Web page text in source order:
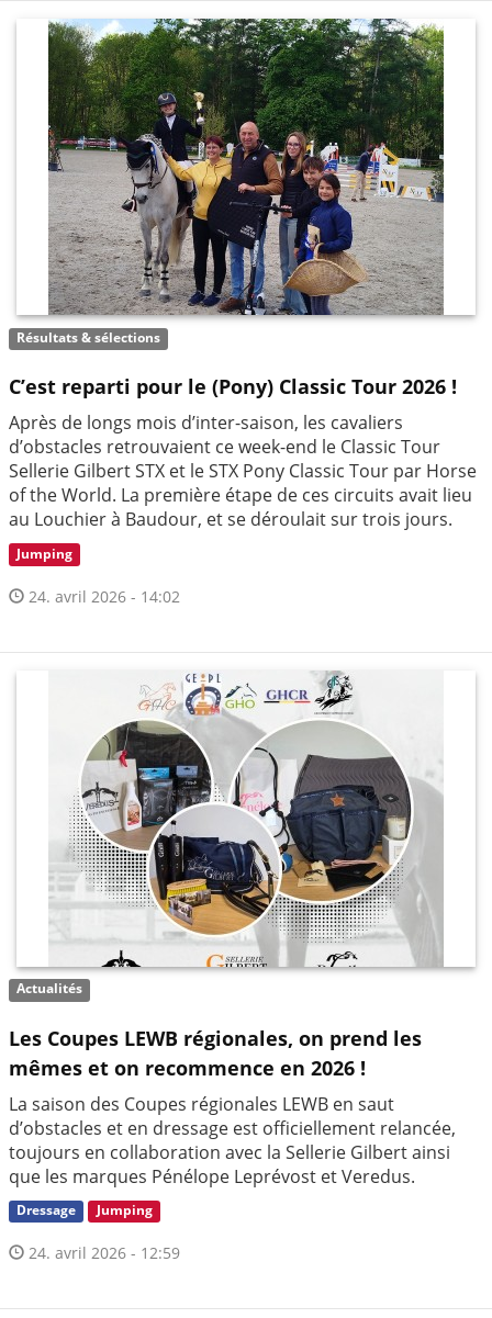
Résultats & sélections
C’est reparti pour le (Pony) Classic Tour 2026 !
Après de longs mois d’inter-saison, les cavaliers
d’obstacles retrouvaient ce week-end le Classic Tour
Sellerie Gilbert STX et le STX Pony Classic Tour par Horse
of the World. La première étape de ces circuits avait lieu
au Louchier à Baudour, et se déroulait sur trois jours.
Jumping
24. avril 2026 - 14:02
Actualités
Les Coupes LEWB régionales, on prend les
mêmes et on recommence en 2026 !
La saison des Coupes régionales LEWB en saut
d’obstacles et en dressage est officiellement relancée,
toujours en collaboration avec la Sellerie Gilbert ainsi
que les marques Pénélope Leprévost et Veredus.
Dressage Jumping
24. avril 2026 - 12:59